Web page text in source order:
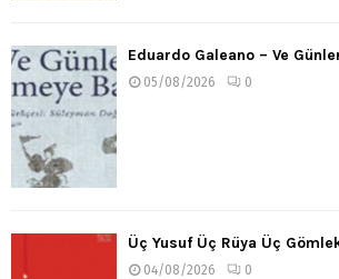
Eduardo Galeano – Ve
05/08/2026 0
Üç Yusuf Üç Rüya Üç
04/08/2026 0